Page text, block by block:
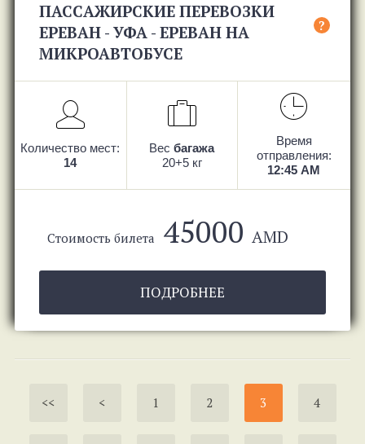
ПАССАЖИРСКИЕ ПЕРЕВОЗКИ
ЕРЕВАН - УФА - ЕРЕВАН НА
МИКРОАВТОБУСЕ
?
Количество мест:
14
Весбагажа
20+5 кг
Время
отправления:
12:45 AM
Стоимость билета 45000 AMD
ПОДРОБНЕЕ
<< < 1 2 3 4